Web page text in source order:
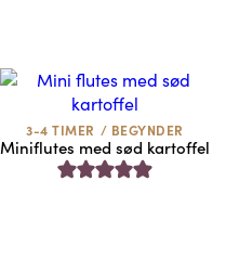
3-4 TIMER / BEGYNDER
Miniflutes med sød kartoffel